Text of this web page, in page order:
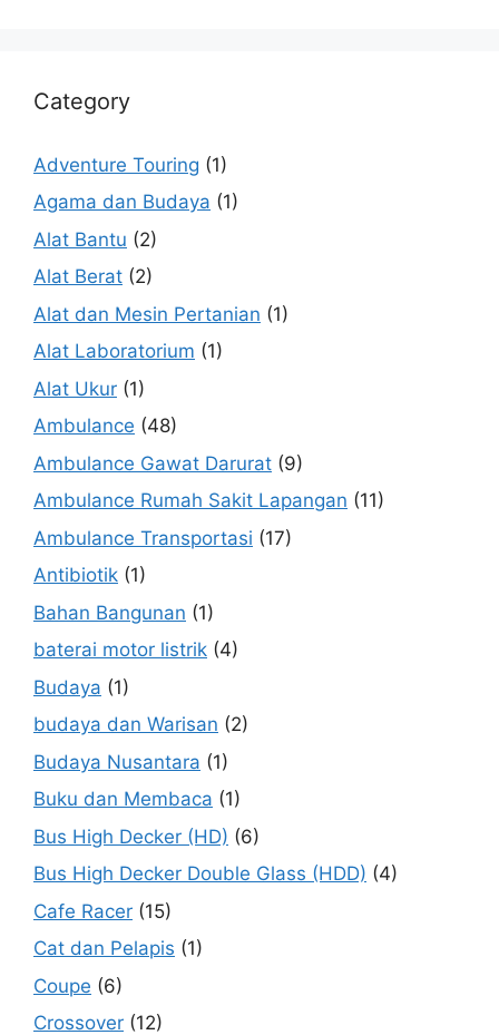
Category
Adventure Touring (1)
Agama dan Budaya (1)
Alat Bantu (2)
Alat Berat (2)
Alat dan Mesin Pertanian (1)
Alat Laboratorium (1)
Alat Ukur (1)
Ambulance (48)
Ambulance Gawat Darurat (9)
Ambulance Rumah Sakit Lapangan (11)
Ambulance Transportasi (17)
Antibiotik (1)
Bahan Bangunan (1)
baterai motor listrik (4)
Budaya (1)
budaya dan Warisan (2)
Budaya Nusantara (1)
Buku dan Membaca (1)
Bus High Decker (HD) (6)
Bus High Decker Double Glass (HDD) (4)
Cafe Racer (15)
Cat dan Pelapis (1)
Coupe (6)
Crossover (12)